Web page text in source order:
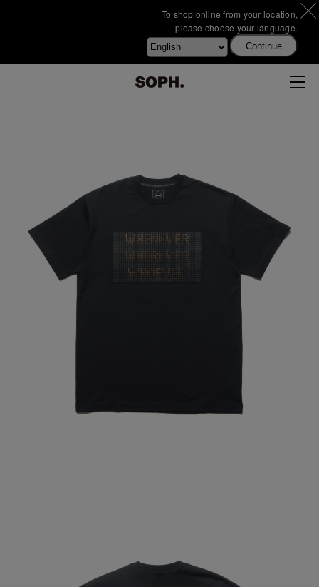
To shop online from your location,
please choose your language.
Continue